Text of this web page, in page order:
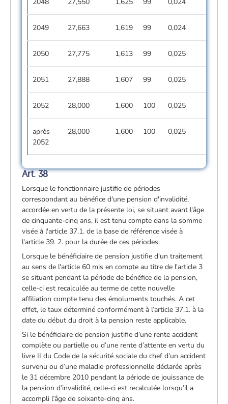
2049 27,663 1,619 99 0,024
2050 27,775 1,613 99 0,025
2051 27,888 1,607 99 0,025
2052 28,000 1,600 100 0,025
après
2052
28,000 1,600 100 0,025
Art. 38
Lorsque le fonctionnaire justifie de périodes
correspondant au bénéfice d'une pension d'invalidité,
accordée en vertu de la présente loi, se situant avant l'âge
de cinquante-cinq ans, il est tenu compte dans la somme
visée à l'article 37.1. de la base de référence visée à
l'article 39. 2. pour la durée de ces périodes.
Lorsque le bénéficiaire de pension justifie d'un traitement
au sens de l'article 60 mis en compte au titre de l'article 3
se situant pendant la période de bénéfice de la pension,
celle-ci est recalculée au terme de cette nouvelle
affiliation compte tenu des émoluments touchés. A cet
effet, le taux déterminé conformément à l’article 37.1. à la
date du début du droit à la pension reste applicable.
Si le bénéficiaire de pension justifie d’une rente accident
complète ou partielle ou d’une rente d’attente en vertu du
livre II du Code de la sécurité sociale du chef d’un accident
survenu ou d’une maladie professionnelle déclarée après
le 31 décembre 2010 pendant la période de jouissance de
la pension d’invalidité, celle-ci est recalculée lorsqu’il a
accompli l’âge de soixante-cinq ans.